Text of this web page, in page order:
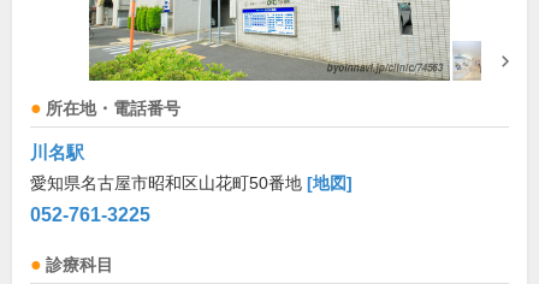
所在地・電話番号
川名駅
愛知県名古屋市昭和区山花町50番地 [地図]
052-761-3225
診療科目